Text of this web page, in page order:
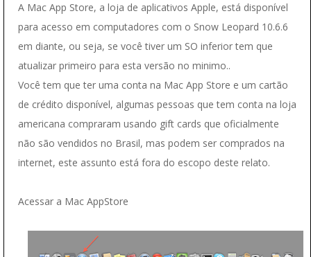
A Mac App Store, a loja de aplicativos Apple, está disponível
para acesso em computadores com o Snow Leopard 10.6.6
em diante, ou seja, se você tiver um SO inferior tem que
atualizar primeiro para esta versão no minimo..
Você tem que ter uma conta na Mac App Store e um cartão
de crédito disponível, algumas pessoas que tem conta na loja
americana compraram usando gift cards que oficialmente
não são vendidos no Brasil, mas podem ser comprados na
internet, este assunto está fora do escopo deste relato.
Acessar a Mac AppStore